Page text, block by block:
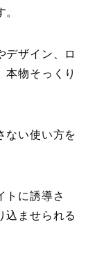
デザイン、ロ
本物そっくり
ない使い方を
トに誘導さ
込ませられる